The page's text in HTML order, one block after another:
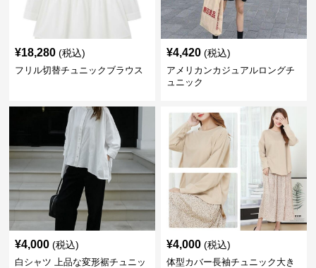
¥18,280 (税込)
フリル切替チュニックブラウス
¥4,420 (税込)
アメリカンカジュアルロングチ
ュニック
¥4,000 (税込)
白シャツ 上品な変形裾チュニッ
¥4,000 (税込)
体型カバー長袖チュニック大き